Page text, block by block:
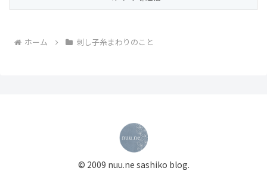
ホーム 刺し子糸まわりのこと
© 2009 nuu.ne sashiko blog.